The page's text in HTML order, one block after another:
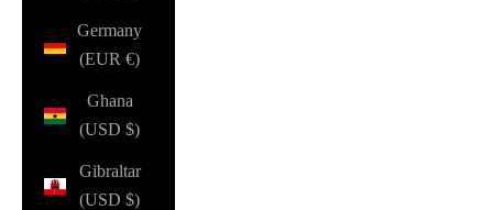
Germany
(EUR €)
Ghana
(USD $)
Gibraltar
(USD $)